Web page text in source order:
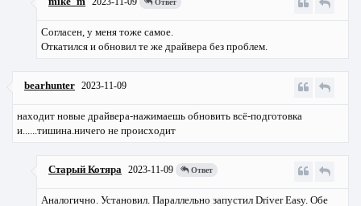
Ответ
Согласен, у меня тоже самое.
Откатился и обновил те же драйвера без проблем.
bearhunter 2023-11-09
находит новые драйвера-нажимаешь обновить всё-подготовка
и......тишина.ничего не происходит
Старый Котяра 2023-11-09 Ответ
Аналогично. Установил. Параллельно запустил Driver Easy. Обе